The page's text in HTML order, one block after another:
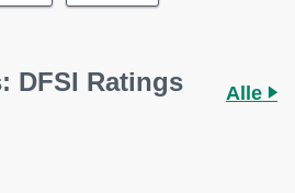
DFSI Ratings
Alle